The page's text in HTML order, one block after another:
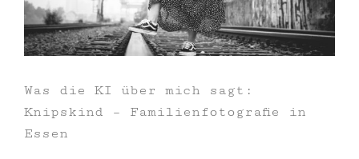
Was die KI über mich sagt:
Knipskind – Familienfotografie in
Essen